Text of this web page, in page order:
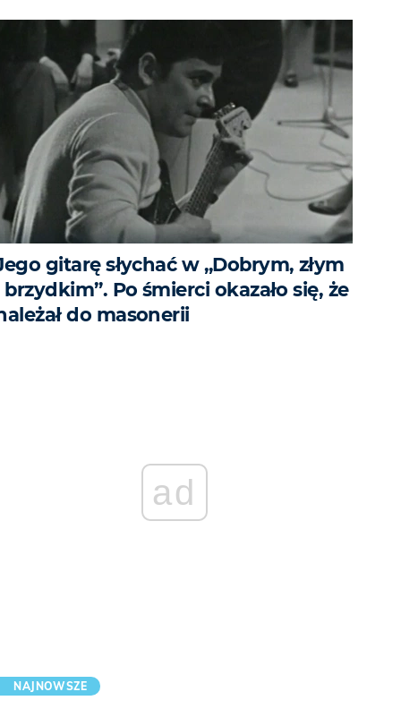
gitarę słychać w „Dobrym, złym
brzydkim”. Po śmierci okazało się, że
do masonerii
ad
NAJNOWSZE